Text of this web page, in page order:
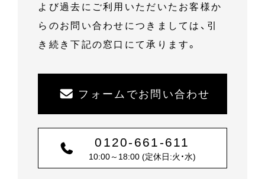
よび過去にご利用いただいたお客様か
らのお問い合わせにつきましては、引
き続き下記の窓口にて承ります。
フォームでお問い合わせ
0120-661-611
10:00～18:00 (定休日:火・水)